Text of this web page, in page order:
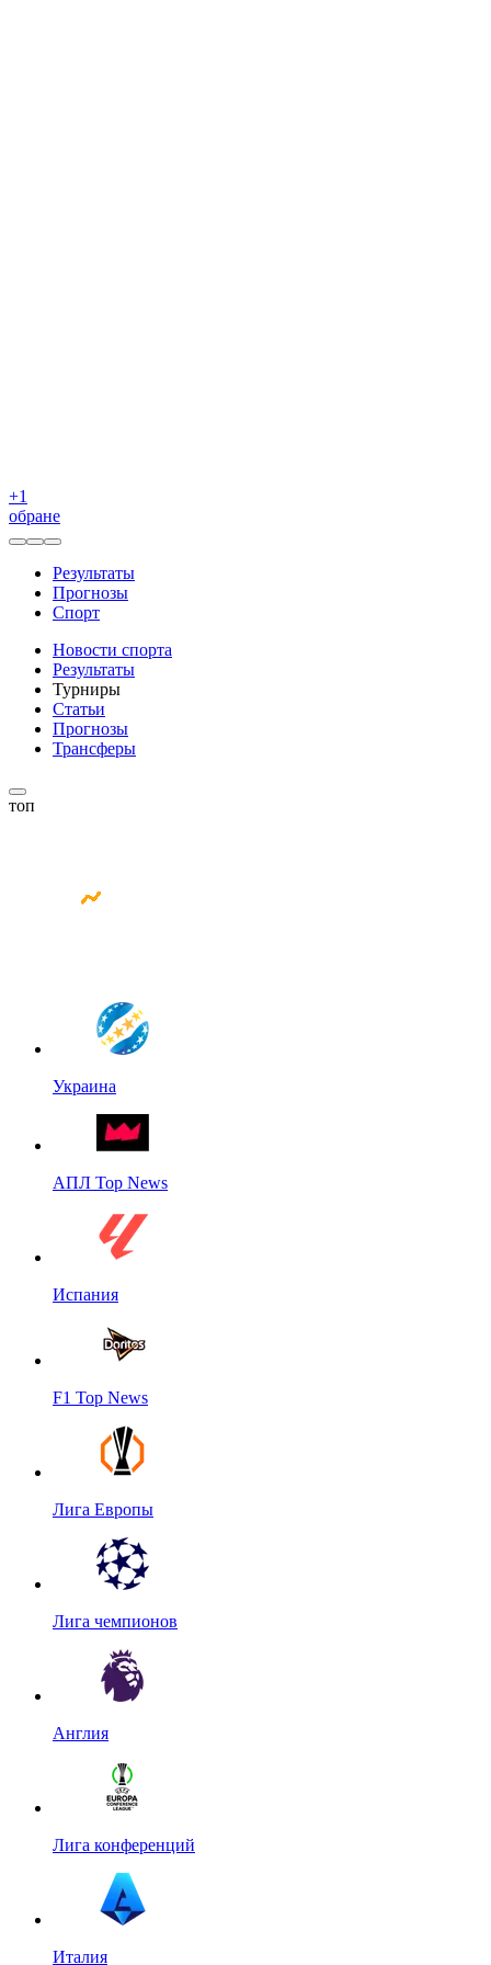
+1
обране
Результаты
Прогнозы
Спорт
Новости спорта
Результаты
Турниры
Статьи
Прогнозы
Трансферы
топ
Украина
АПЛ Top News
Испания
F1 Top News
Лига Европы
Лига чемпионов
Англия
Лига конференций
Италия